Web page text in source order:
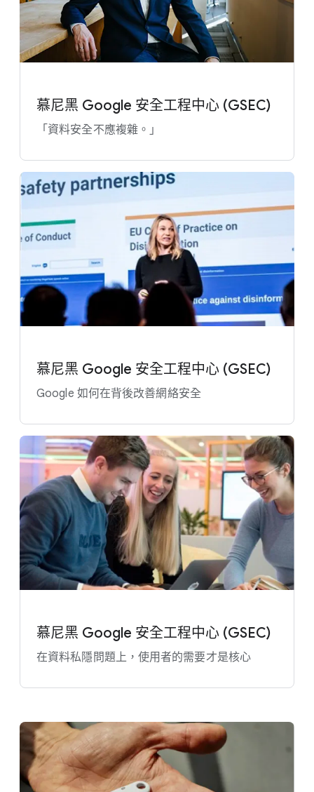
慕尼黑 Google 安全​工程​中心 (GSEC)
「資料​安全​不​應​複雜。​」
慕尼黑 Google 安全​工程​中心 (GSEC)
Google 如何​在​背後​改善​網​絡​安全
慕尼黑 Google 安全​工程​中心 (GSEC)
在​資料​私隱​問題​上，​使用​者​的​需要​才​是​核心